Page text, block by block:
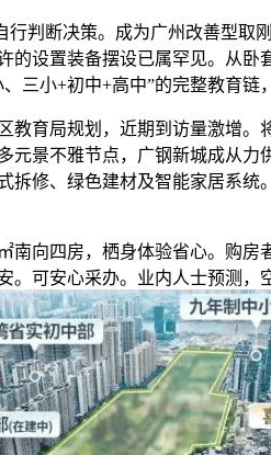
判断决策。成为广州改善型取
的设置装备摆设已属罕见。从卧
三小+初中+高中”的完整教育
育局规划，近期到访量激增。
元景不雅节点，广钢新城成从
拆修、绿色建材及智能家居系
向四房，栖身体验省心。购房
。可安心采办。业内人士预测，